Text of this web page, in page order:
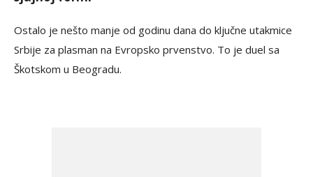
Ostalo je nešto manje od godinu dana do ključne utakmice
Srbije za plasman na Evropsko prvenstvo. To je duel sa
Škotskom u Beogradu.